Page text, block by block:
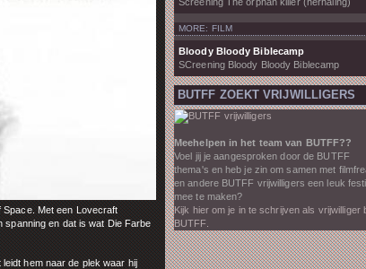
Met een Lovecraft
spanning en dat is wat Die Farbe
hem naar de plek waar hij
MORE: FILM
Bloody Bloody Biblecamp
SCreening Bloody Bloody Biblecamp
BUTFF ZOEKT VRIJWILLIGERS
Meehelpen in het team van BUTFF??
Voel jij je aangesproken door de BUTFF
thema's en heb je zin om samen met
en andere BUTFF vrijwilligers een leuk
mee te maken?
Kijk hier om je in te schrijven als vrijwilliger
BUTFF.